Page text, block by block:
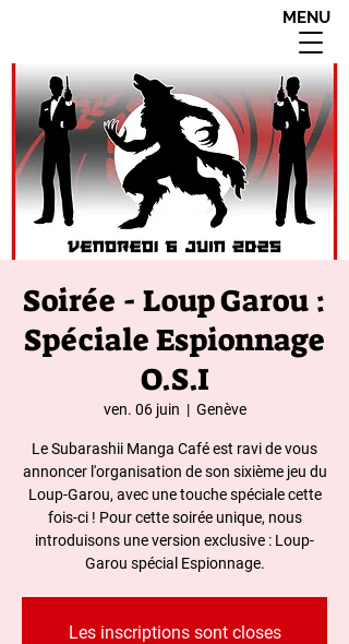
MENU
Soirée - Loup Garou :
Spéciale Espionnage
O.S.I
ven. 06 juin
  |
Genève
Le Subarashii Manga Café est ravi de vous
annoncer l'organisation de son sixième jeu du
Loup-Garou, avec une touche spéciale cette
fois-ci ! Pour cette soirée unique, nous
introduisons une version exclusive : Loup-
Garou spécial Espionnage.
Les inscriptions sont closes